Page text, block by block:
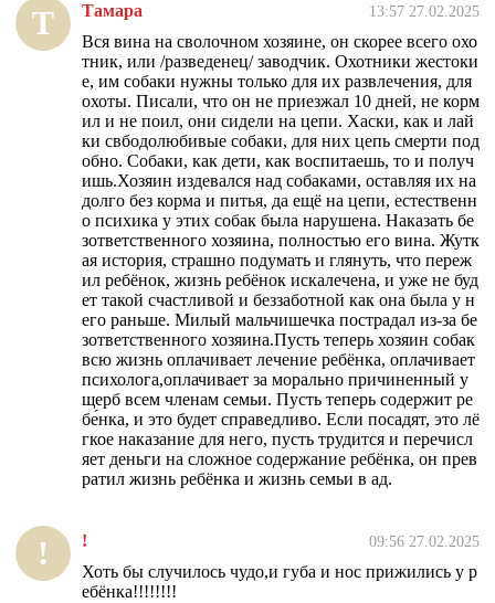
Т Тамара 13:57 27.02.2025
Вся вина на сволочном хозяине, он скорее всего охо
тник, или /разведенец/ заводчик. Охотники жестоки
е, им собаки нужны только для их развлечения, для
охоты. Писали, что он не приезжал 10 дней, не корм
ил и не поил, они сидели на цепи. Хаски, как и лай
ки свбодолюбивые собаки, для них цепь смерти под
обно. Собаки, как дети, как воспитаешь, то и получ
ишь.Хозяин издевался над собаками, оставляя их на
долго без корма и питья, да ещё на цепи, естественн
о психика у этих собак была нарушена. Наказать бе
зответственного хозяина, полностью его вина. Жутк
ая история, страшно подумать и глянуть, что переж
ил ребёнок, жизнь ребёнок искалечена, и уже не буд
ет такой счастливой и беззаботной как она была у н
его раньше. Милый мальчишечка пострадал из-за бе
зответственного хозяина.Пусть теперь хозяин собак
всю жизнь оплачивает лечение ребёнка, оплачивает
психолога,оплачивает за морально причиненный у
щерб всем членам семьи. Пусть теперь содержит ре
бе́нка, и это будет справедливо. Если посадят, это лё
гкое наказание для него, пусть трудится и перечисл
яет деньги на сложное содержание ребёнка, он прев
ратил жизнь ребёнка и жизнь семьи в ад.
! ! 09:56 27.02.2025
Хоть бы случилось чудо,и губа и нос прижились у р
ебёнка!!!!!!!!